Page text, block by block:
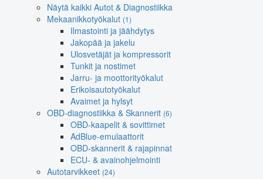
Näytä kaikki Autot & Diagnostiikka
Mekaanikkotyökalut (1)
Ilmastointi ja jäähdytys
Jakopää ja jakelu
Ulosvetäjät ja kompressorit
Tunkit ja nostimet
Jarru- ja moottorityökalut
Erikoisautotyökalut
Avaimet ja hylsyt
OBD-diagnostiikka & Skannerit (6)
OBD-kaapelit & sovittimet
AdBlue-emulaattorit
OBD-skannerit & rajapinnat
ECU- & avainohjelmointi
Autotarvikkeet (24)